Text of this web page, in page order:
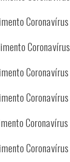
Coronavírus
Coronavírus
Coronavírus
Coronavírus
Coronavírus
Coronavírus